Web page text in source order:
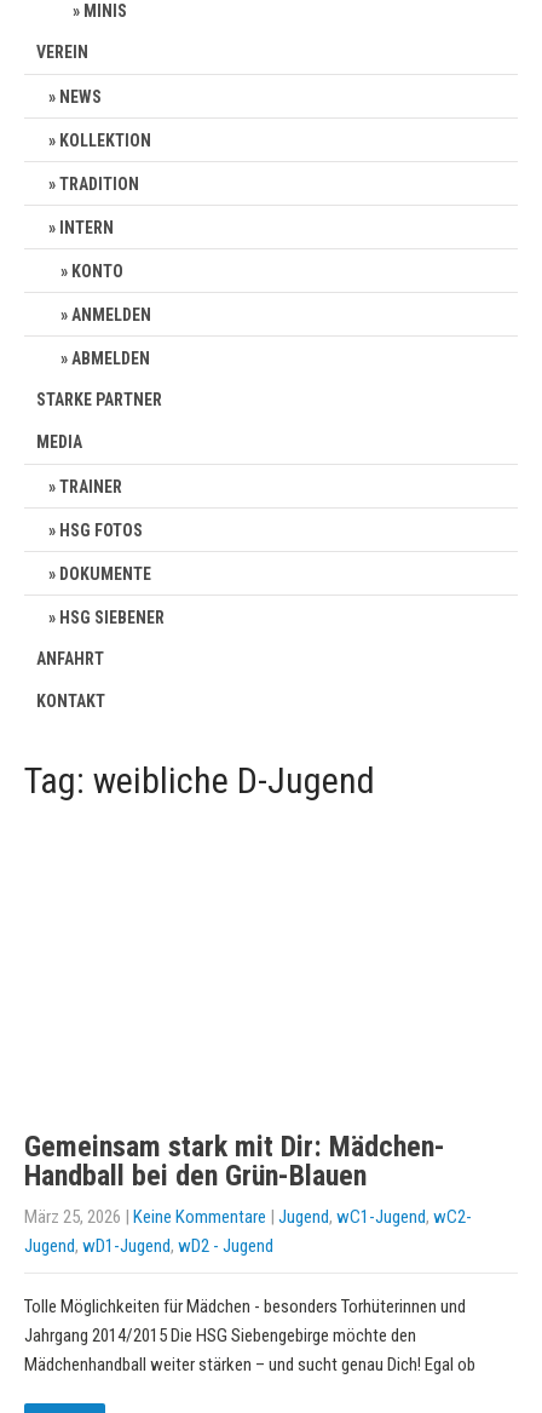
MINIS
VEREIN
NEWS
KOLLEKTION
TRADITION
INTERN
KONTO
ANMELDEN
ABMELDEN
STARKE PARTNER
MEDIA
TRAINER
HSG FOTOS
DOKUMENTE
HSG SIEBENER
ANFAHRT
KONTAKT
Tag: weibliche D-Jugend
Gemeinsam stark mit Dir: Mädchen-
Handball bei den Grün-Blauen
März 25, 2026 | Keine Kommentare | Jugend, wC1-Jugend, wC2-
Jugend, wD1-Jugend, wD2 - Jugend
Tolle Möglichkeiten für Mädchen - besonders Torhüterinnen und
Jahrgang 2014/2015 Die HSG Siebengebirge möchte den
Mädchenhandball weiter stärken – und sucht genau Dich! Egal ob